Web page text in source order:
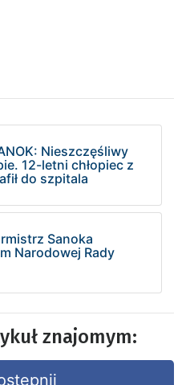
Nieszczęśliwy
12-letni chłopiec z
do szpitala
Sanoka
Narodowej Rady
znajomym: